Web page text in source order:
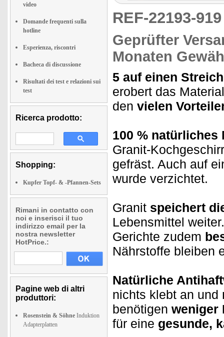
video
Domande frequenti sulla
hotline
Esperienza, riscontri
Bacheca di discussione
Risultati dei test e relazioni sui
test
Ricerca prodotto:
Shopping:
Kupfer Topf- & -Pfannen-Sets
Rimani in contatto con
noi e inserisci il tuo
indirizzo email per la
nostra newsletter
HotPrice.:
Pagine web di altri
produttori:
Rosenstein & Söhne Induktion
Adapterplatten
REF-22193-
Geprüfter
Monaten
5 auf einen
erobert das
den vielen
100 % natürliches
Granit-
gefräst. Auch auf
wurde verzichtet.
Granit speichert
Lebensmittel
Gerichte zudem
Nährstoffe bleiben
Natürliche
nichts klebt an und
benötigen weniger
für eine gesunde,